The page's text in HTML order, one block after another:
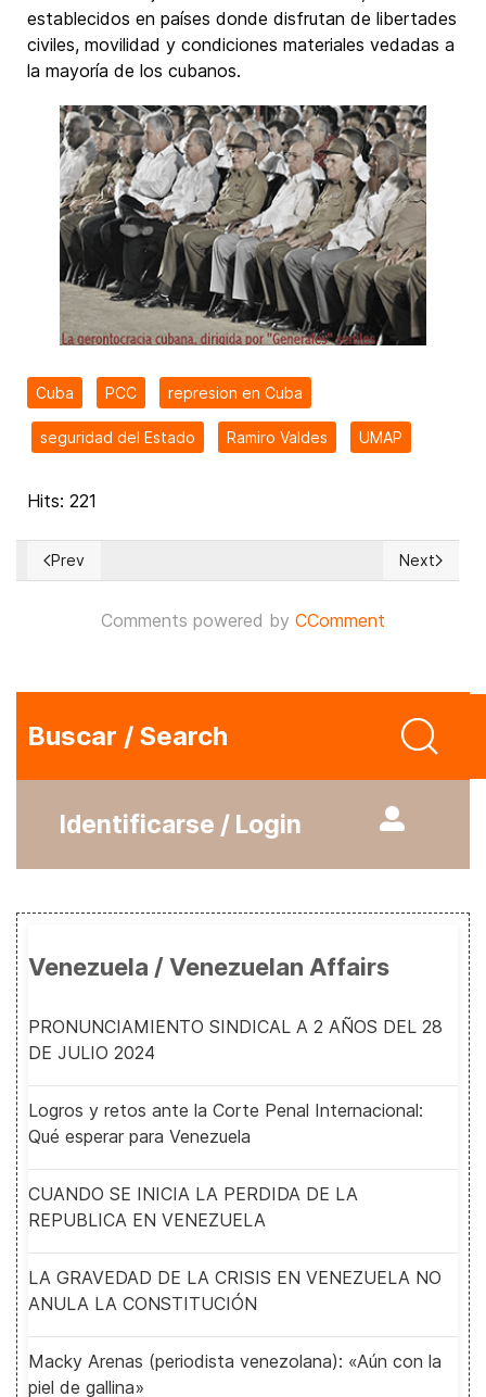
establecidos en países donde disfrutan de libertades
civiles, movilidad y condiciones materiales vedadas a
la mayoría de los cubanos.
Cuba PCC represion en Cuba
seguridad del Estado Ramiro Valdes UMAP
Hits: 221
Previous article: I Have Been Thinking… (162)
Prev Next
Next
Comments powered by CComment
Buscar / Search
Identificarse / Login
Venezuela / Venezuelan Affairs
PRONUNCIAMIENTO SINDICAL A 2 AÑOS DEL 28
DE JULIO 2024
Logros y retos ante la Corte Penal Internacional:
Qué esperar para Venezuela
CUANDO SE INICIA LA PERDIDA DE LA
REPUBLICA EN VENEZUELA
LA GRAVEDAD DE LA CRISIS EN VENEZUELA NO
ANULA LA CONSTITUCIÓN
Macky Arenas (periodista venezolana): «Aún con la
piel de gallina»